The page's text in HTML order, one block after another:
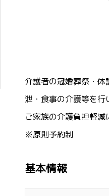
介護者の冠婚葬祭・
泄・食事の介護等を行
ご家族の介護負担軽減
※原則予約制
基本情報